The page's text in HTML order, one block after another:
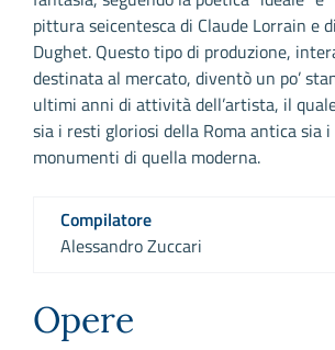
pittura seicentesca di Claude Lorrain e
Dughet. Questo tipo di produzione,
destinata al mercato, diventò un po’
ultimi anni di attività dell’artista, il
sia i resti gloriosi della Roma antica sia
monumenti di quella moderna.
Compilatore
Alessandro Zuccari
Opere